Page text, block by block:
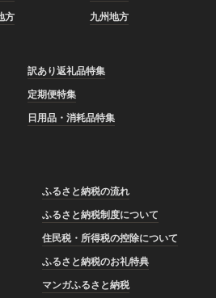
方 九州地方
訳あり返礼品特集
定期便特集
日用品・消耗品特集
ふるさと納税の流れ
ふるさと納税制度について
住民税・所得税の控除について
ふるさと納税のお礼特典
マンガふるさと納税